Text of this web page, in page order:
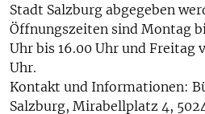
Stadt Salzburg abgegeben
Öffnungszeiten sind Montag
Uhr bis 16.00 Uhr und Freitag
Uhr.
Kontakt und Informationen:
Salzburg, Mirabellplatz 4,